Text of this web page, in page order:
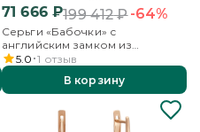
71 666₽199 412₽-64%
Серьги «Бабочки» с
английским замком из
красного золота
5.0 1 отзыв
В корзину